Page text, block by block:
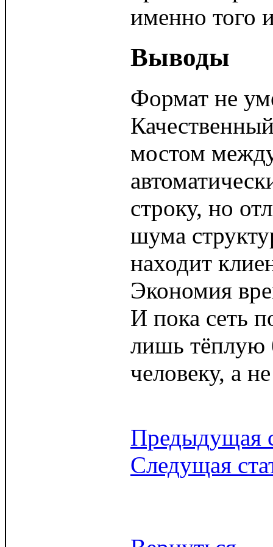
именно того
Выводы
Формат не
мостом
строку, но
шума
находит
Экономия
И пока сеть
лишь тёплую
человеку, а
Предыдущая
Следущая